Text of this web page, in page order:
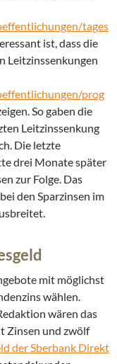
tages
ist, dass die
Leitzinssenkungen
prog
So gaben die
Leitzinssenkung
Die letzte
drei Monate später
zur Folge. Das
den Sparzinsen im
mit möglichst
wählen.
wären das
Zinsen und zwölf
der Sberbank Direkt